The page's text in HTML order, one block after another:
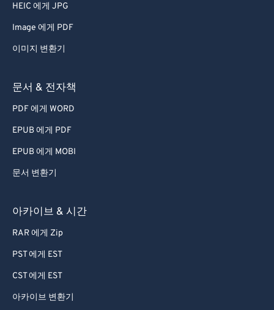
HEIC 에게 JPG
Image 에게 PDF
이미지 변환기
문서 & 전자책
PDF 에게 WORD
EPUB 에게 PDF
EPUB 에게 MOBI
문서 변환기
아카이브 & 시간
RAR 에게 Zip
PST 에게 EST
CST 에게 EST
아카이브 변환기